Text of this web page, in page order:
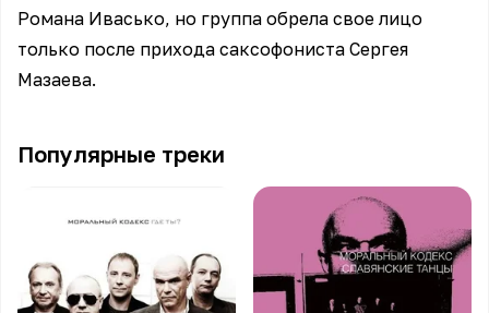
Романа Ивасько, но группа обрела свое лицо
только после прихода саксофониста Сергея
Мазаева.
Популярные треки